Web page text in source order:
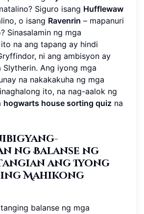
Siguro isang Hufflewaw
o isang Ravenrin – mapanuri
Sinasalamin ng mga
na ang tapang ay hindi
ni ang ambisyon ay
Slytherin. Ang iyong mga
na nakakakuha ng mga
ito, na nag-aalok ng
hogwarts house sorting quiz na
ng Balanse ng
ang Iyong
Mahikong
balanse ng mga